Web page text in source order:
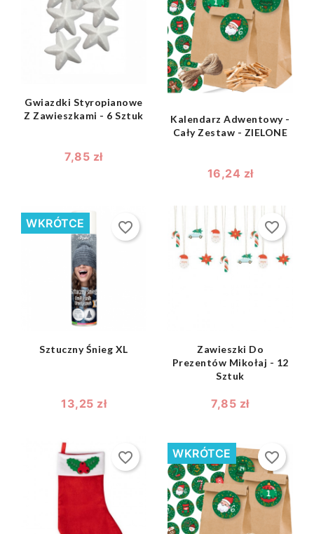
shopping_bag 
Gwiazdki Styropianowe
Z Zawieszkami - 6 Sztuk
7,85 zł

Kalendarz Adwentowy -
Cały Zestaw - ZIELONE
16,24 zł

Sztuczny Śnieg XL
13,25 zł
WKRÓTCE favorite_border
shopping_bag 
Zawieszki Do
Prezentów Mikołaj - 12
Sztuk
7,85 zł
favorite_border
shopping_bag 
favorite_border
shopping_bag 
WKRÓTCE favorite_border